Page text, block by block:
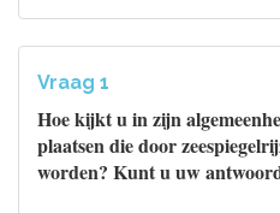
Vraag 1
Hoe kijkt u in zijn
plaatsen die door
worden? Kunt u uw